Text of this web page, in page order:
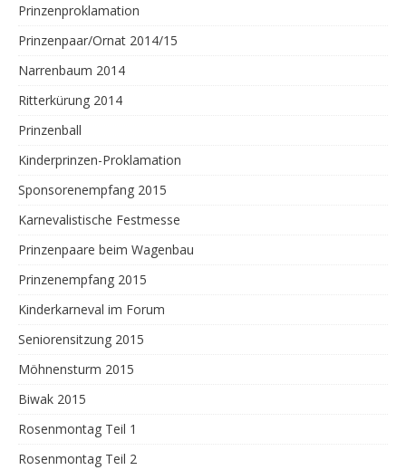
Prinzenproklamation
Prinzenpaar/Ornat 2014/15
Narrenbaum 2014
Ritterkürung 2014
Prinzenball
Kinderprinzen-Proklamation
Sponsorenempfang 2015
Karnevalistische Festmesse
Prinzenpaare beim Wagenbau
Prinzenempfang 2015
Kinderkarneval im Forum
Seniorensitzung 2015
Möhnensturm 2015
Biwak 2015
Rosenmontag Teil 1
Rosenmontag Teil 2